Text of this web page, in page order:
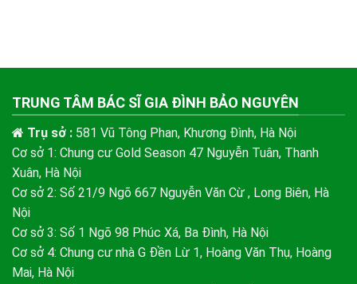
TRUNG TÂM BÁC SĨ GIA ĐÌNH BẢO NGUYÊN
Trụ sở : 581 Vũ Tông Phan, Khương Đình, Hà Nội
Cơ sở 1: Chung cư Gold Season 47 Nguyễn Tuân, Thanh
Xuân, Hà Nội
Cơ sở 2: Số 21/9 Ngõ 667 Nguyễn Văn Cừ , Long Biên, Hà
Nội
Cơ sở 3: Số 1 Ngõ 98 Phúc Xá, Ba Đình, Hà Nội
Cơ sở 4: Chung cư nhà G Đền Lừ 1, Hoàng Văn Thụ, Hoàng
Mai, Hà Nội